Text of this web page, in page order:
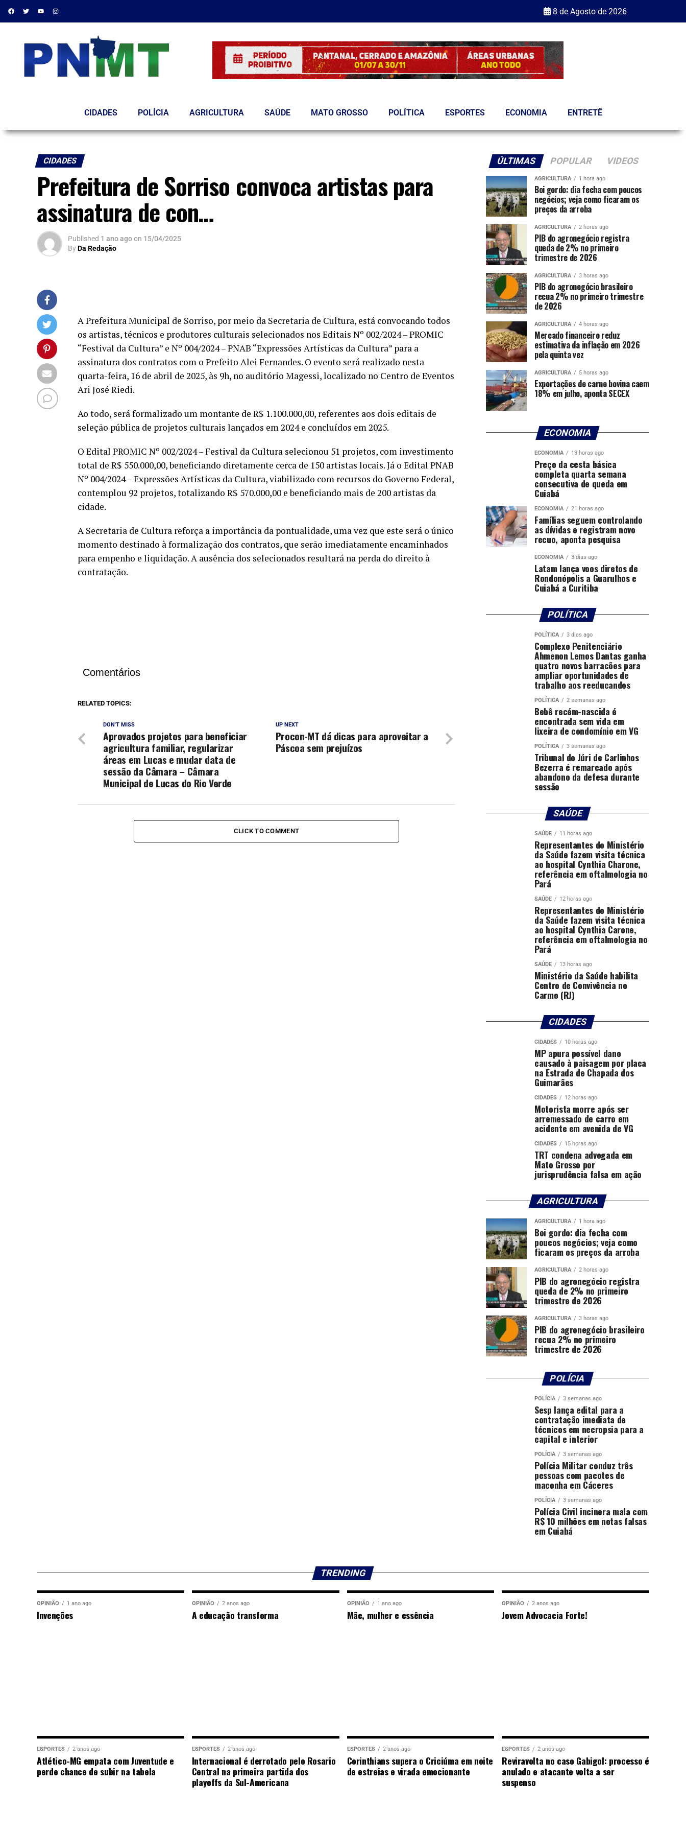
8 de Agosto de 2026
CIDADES POLÍCIA AGRICULTURA SAÚDE MATO GROSSO POLÍTICA ESPORTES ECONOMIA ENTRETÊ
CIDADES
Prefeitura de Sorriso convoca artistas para
assinatura de con…
Published 1 ano agoon 15/04/2025
ByDa Redação
A Prefeitura Municipal de Sorriso, por meio da Secretaria de Cultura, está convocando todos
os artistas, técnicos e produtores culturais selecionados nos Editais Nº 002/2024 – PROMIC
“Festival da Cultura” e Nº 004/2024 – PNAB “Expressões Artísticas da Cultura” para a
assinatura dos contratos com o Prefeito Alei Fernandes. O evento será realizado nesta
quarta-feira, 16 de abril de 2025, às 9h, no auditório Magessi, localizado no Centro de Eventos
Ari José Riedi.
Ao todo, será formalizado um montante de R$ 1.100.000,00, referentes aos dois editais de
seleção pública de projetos culturais lançados em 2024 e concluídos em 2025.
O Edital PROMIC Nº 002/2024 – Festival da Cultura selecionou 51 projetos, com investimento
total de R$ 550.000,00, beneficiando diretamente cerca de 150 artistas locais. Já o Edital PNAB
Nº 004/2024 – Expressões Artísticas da Cultura, viabilizado com recursos do Governo Federal,
contemplou 92 projetos, totalizando R$ 570.000,00 e beneficiando mais de 200 artistas da
cidade.
A Secretaria de Cultura reforça a importância da pontualidade, uma vez que este será o único
momento destinado à formalização dos contratos, que serão imediatamente encaminhados
para empenho e liquidação. A ausência dos selecionados resultará na perda do direito à
contratação.
Comentários
RELATED TOPICS:
UP NEXT
Procon-MT dá dicas para aproveitar a
Páscoa sem prejuízos
DON'T MISS
Aprovados projetos para beneficiar
agricultura familiar, regularizar
áreas em Lucas e mudar data de
sessão da Câmara – Câmara
Municipal de Lucas do Rio Verde
CLICK TO COMMENT
ÚLTIMAS POPULAR VIDEOS
AGRICULTURA 1 hora ago
Boi gordo: dia fecha com poucos
negócios; veja como ficaram os
preços da arroba
AGRICULTURA 2 horas ago
PIB do agronegócio registra
queda de 2% no primeiro
trimestre de 2026
AGRICULTURA 3 horas ago
PIB do agronegócio brasileiro
recua 2% no primeiro trimestre
de 2026
AGRICULTURA 4 horas ago
Mercado financeiro reduz
estimativa da inflação em 2026
pela quinta vez
AGRICULTURA 5 horas ago
Exportações de carne bovina caem
18% em julho, aponta SECEX
ECONOMIA
ECONOMIA 13 horas ago
Preço da cesta básica
completa quarta semana
consecutiva de queda em
Cuiabá
ECONOMIA 21 horas ago
Famílias seguem controlando
as dívidas e registram novo
recuo, aponta pesquisa
ECONOMIA 3 dias ago
Latam lança voos diretos de
Rondonópolis a Guarulhos e
Cuiabá a Curitiba
POLÍTICA
POLÍTICA 3 dias ago
Complexo Penitenciário
Ahmenon Lemos Dantas ganha
quatro novos barracões para
ampliar oportunidades de
trabalho aos reeducandos
POLÍTICA 2 semanas ago
Bebê recém-nascida é
encontrada sem vida em
lixeira de condomínio em VG
POLÍTICA 3 semanas ago
Tribunal do Júri de Carlinhos
Bezerra é remarcado após
abandono da defesa durante
sessão
SAÚDE
SAÚDE 11 horas ago
Representantes do Ministério
da Saúde fazem visita técnica
ao hospital Cynthia Charone,
referência em oftalmologia no
Pará
SAÚDE 12 horas ago
Representantes do Ministério
da Saúde fazem visita técnica
ao hospital Cynthia Carone,
referência em oftalmologia no
Pará
SAÚDE 13 horas ago
Ministério da Saúde habilita
Centro de Convivência no
Carmo (RJ)
CIDADES
CIDADES 10 horas ago
MP apura possível dano
causado à paisagem por placa
na Estrada de Chapada dos
Guimarães
CIDADES 12 horas ago
Motorista morre após ser
arremessado de carro em
acidente em avenida de VG
CIDADES 15 horas ago
TRT condena advogada em
Mato Grosso por
jurisprudência falsa em ação
AGRICULTURA
AGRICULTURA 1 hora ago
Boi gordo: dia fecha com
poucos negócios; veja como
ficaram os preços da arroba
AGRICULTURA 2 horas ago
PIB do agronegócio registra
queda de 2% no primeiro
trimestre de 2026
AGRICULTURA 3 horas ago
PIB do agronegócio brasileiro
recua 2% no primeiro
trimestre de 2026
POLÍCIA
POLÍCIA 3 semanas ago
Sesp lança edital para a
contratação imediata de
técnicos em necropsia para a
capital e interior
POLÍCIA 3 semanas ago
Polícia Militar conduz três
pessoas com pacotes de
maconha em Cáceres
POLÍCIA 3 semanas ago
Polícia Civil incinera mala com
R$ 10 milhões em notas falsas
em Cuiabá
TRENDING
OPINIÃO 1 ano ago
Invenções
OPINIÃO 2 anos ago
A educação transforma
OPINIÃO 1 ano ago
Mãe, mulher e essência
OPINIÃO 2 anos ago
Jovem Advocacia Forte!
ESPORTES 2 anos ago
Atlético-MG empata com Juventude e
perde chance de subir na tabela
ESPORTES 2 anos ago
Internacional é derrotado pelo Rosario
Central na primeira partida dos
playoffs da Sul-Americana
ESPORTES 2 anos ago
Corinthians supera o Criciúma em noite
de estreias e virada emocionante
ESPORTES 2 anos ago
Reviravolta no caso Gabigol: processo é
anulado e atacante volta a ser
suspenso